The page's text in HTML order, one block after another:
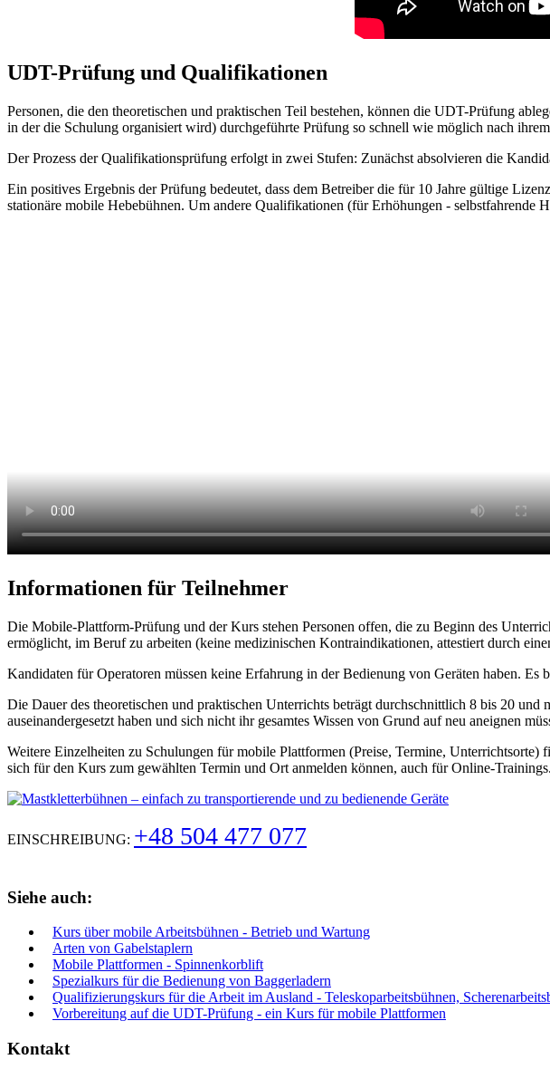
UDT-Prüfung und Qualifikationen
Personen, die den theoretischen und praktischen Teil bestehen, können die UDT-Prüfung
in der die Schulung organisiert wird) durchgeführte Prüfung so schnell wie möglich nach
Der Prozess der Qualifikationsprüfung erfolgt in zwei Stufen: Zunächst absolvieren die
Ein positives Ergebnis der Prüfung bedeutet, dass dem Betreiber die für 10 Jahre gültige
stationäre mobile Hebebühnen. Um andere Qualifikationen (für Erhöhungen - selbstfahrende
Informationen für Teilnehmer
Die Mobile-Plattform-Prüfung und der Kurs stehen Personen offen, die zu Beginn des
ermöglicht, im Beruf zu arbeiten (keine medizinischen Kontraindikationen, attestiert durch
Kandidaten für Operatoren müssen keine Erfahrung in der Bedienung von Geräten haben.
Die Dauer des theoretischen und praktischen Unterrichts beträgt durchschnittlich 8 bis 20
auseinandergesetzt haben und sich nicht ihr gesamtes Wissen von Grund auf neu aneignen
Weitere Einzelheiten zu Schulungen für mobile Plattformen (Preise, Termine, Unterrichtsorte)
sich für den Kurs zum gewählten Termin und Ort anmelden können, auch für Online-Trainings.
EINSCHREIBUNG: +48 504 477 077
Siehe auch:
Kurs über mobile Arbeitsbühnen - Betrieb und Wartung
Arten von Gabelstaplern
Mobile Plattformen - Spinnenkorblift
Spezialkurs für die Bedienung von Baggerladern
Qualifizierungskurs für die Arbeit im Ausland - Teleskoparbeitsbühnen,
Vorbereitung auf die UDT-Prüfung - ein Kurs für mobile Plattformen
Kontakt